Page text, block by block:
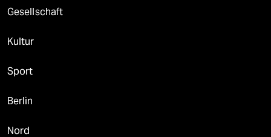
Gesellschaft
Kultur
Sport
Berlin
Nord